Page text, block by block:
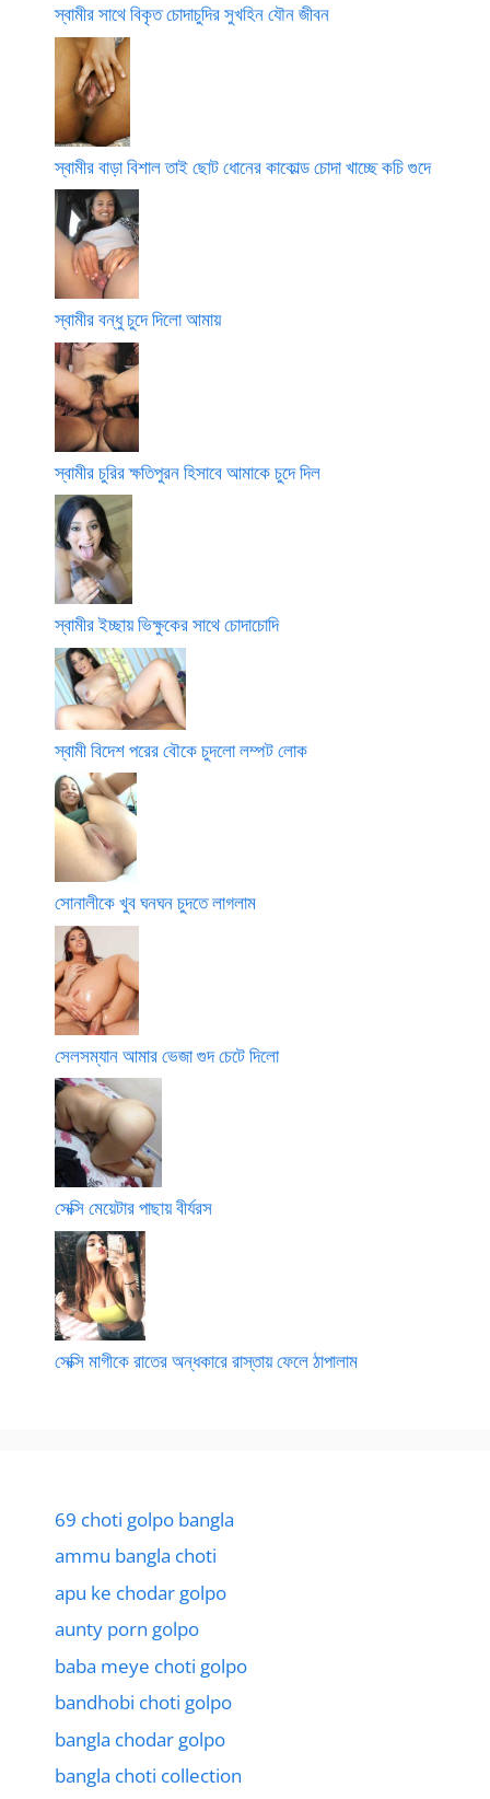
স্বামীর সাথে বিকৃত চোদাচুদির সুখহিন যৌন জীবন
স্বামীর বাড়া বিশাল তাই ছোট ধোনের কাকোল্ড চোদা খাচ্ছে কচি গুদে
স্বামীর বন্ধু চুদে দিলো আমায়
স্বামীর চুরির ক্ষতিপুরন হিসাবে আমাকে চুদে দিল
স্বামীর ইচ্ছায় ভিক্ষুকের সাথে চোদাচোদি
স্বামী বিদেশ পরের বৌকে চুদলো লম্পট লোক
সোনালীকে খুব ঘনঘন চুদতে লাগলাম
সেলসম্যান আমার ভেজা গুদ চেটে দিলো
সেক্সি মেয়েটার পাছায় বীর্যরস
সেক্সি মাগীকে রাতের অন্ধকারে রাস্তায় ফেলে ঠাপালাম
69 choti golpo bangla
ammu bangla choti
apu ke chodar golpo
aunty porn golpo
baba meye choti golpo
bandhobi choti golpo
bangla chodar golpo
bangla choti collection